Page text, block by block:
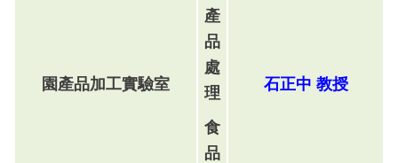
園產品加工實驗室
產
品
處
理
食
品
石正中 教授